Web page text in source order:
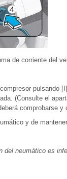
de corriente del
pulsando
(Consulte el
comprobarse y
y de
neumático es